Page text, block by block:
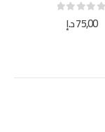
out of 5
75,00د.إ